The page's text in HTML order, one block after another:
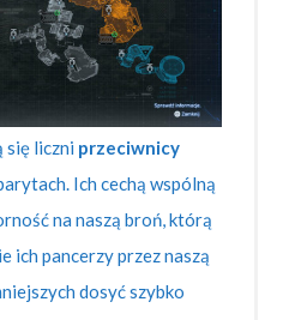
się liczni przeciwnicy
Ich cechą wspólną
na naszą broń, którą
ich pancerzy przez naszą
dosyć szybko